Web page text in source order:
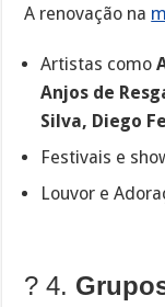
A renovação na
Artistas como
Anjos de
Silva, Diego
Festivais e
Louvor e
? 4.